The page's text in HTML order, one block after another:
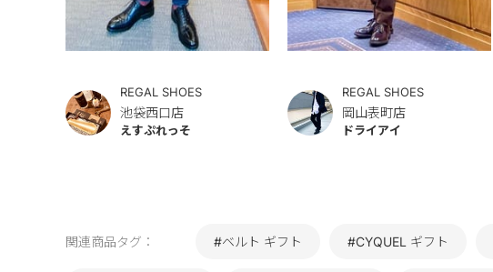
REGAL SHOES
池袋西口店
えすぷれっそ
REGAL SHOES
岡山表町店
ドライアイ
関連商品タグ： #ベルト ギフト #CYQUEL ギフト